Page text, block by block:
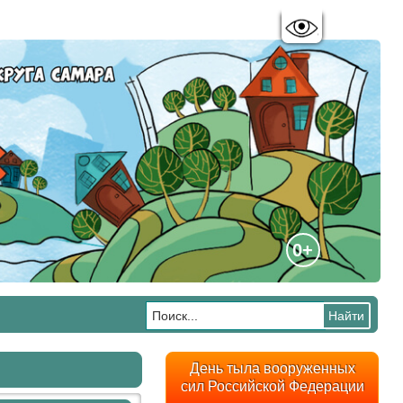
0+
День тыла вооруженных
сил Российской Федерации